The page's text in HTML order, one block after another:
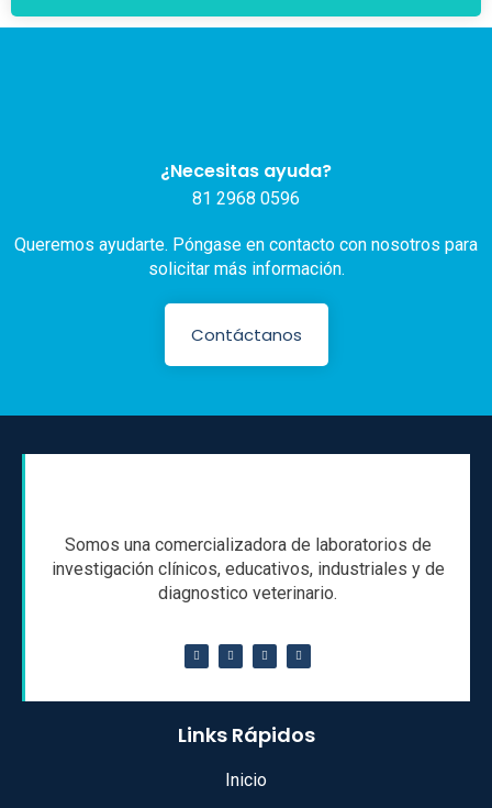
¿Necesitas ayuda?
81 2968 0596
Queremos ayudarte. Póngase en contacto con nosotros para
solicitar más información.
Contáctanos
Somos una comercializadora de laboratorios de
investigación clínicos, educativos, industriales y de
diagnostico veterinario.
Links Rápidos
Inicio